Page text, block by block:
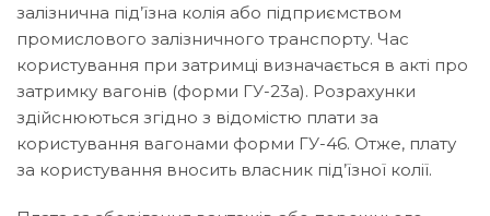
залізнична під’їзна колія або підприємством
промислового залізничного транспорту. Час
користування при затримці визначається в акті про
затримку вагонів (форми ГУ-23а). Розрахунки
здійснюються згідно з відомістю плати за
користування вагонами форми ГУ-46. Отже, плату
за користування вносить власник під’їзної колії.